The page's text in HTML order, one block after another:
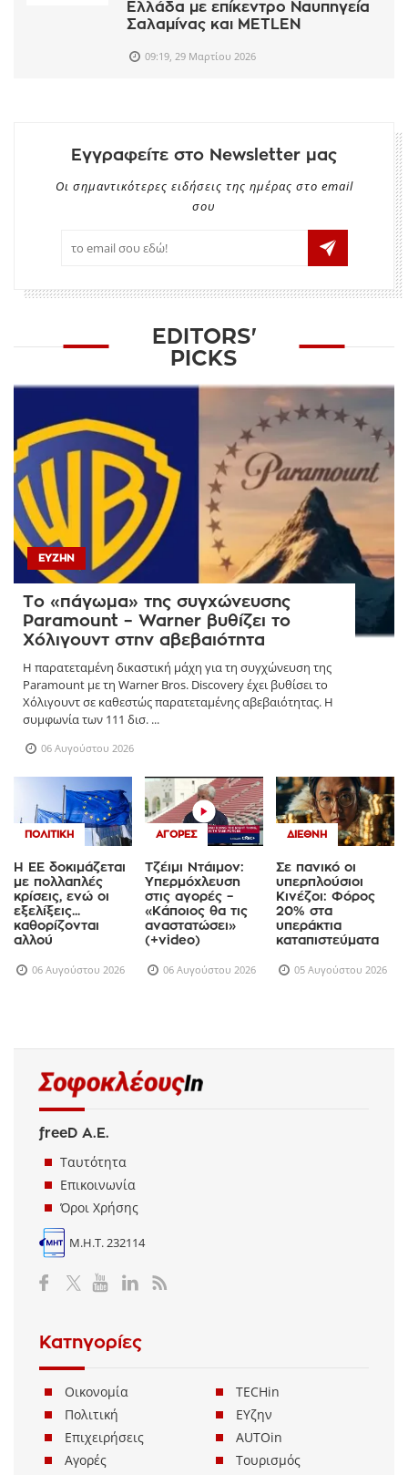
Ελλάδα με επίκεντρο Ναυπηγεία
Σαλαμίνας και METLEN
09:19, 29 Μαρτίου 2026
Εγγραφείτε στο Newsletter μας
Οι σημαντικότερες ειδήσεις της ημέρας στο email
σου
EDITORS'
PICKS
ΕΥΖΗΝ
Το «πάγωμα» της συγχώνευσης
Paramount – Warner βυθίζει το
Χόλιγουντ στην αβεβαιότητα
Η παρατεταμένη δικαστική μάχη για τη συγχώνευση της
Paramount με τη Warner Bros. Discovery έχει βυθίσει το
Χόλιγουντ σε καθεστώς παρατεταμένης αβεβαιότητας. Η
συμφωνία των 111 δισ. ...
06 Αυγούστου 2026
ΠΟΛΙΤΙΚΉ
Η ΕΕ δοκιμάζεται
με πολλαπλές
κρίσεις, ενώ οι
εξελίξεις...
καθορίζονται
αλλού
06 Αυγούστου 2026
ΑΓΟΡΈΣ
Τζέιμι Ντάιμον:
Υπερμόχλευση
στις αγορές –
«Κάποιος θα τις
αναστατώσει»
(+video)
06 Αυγούστου 2026
ΔΙΕΘΝΉ
Σε πανικό οι
υπερπλούσιοι
Κινέζοι: Φόρος
20% στα
υπεράκτια
καταπιστεύματα
05 Αυγούστου 2026
freeD Α.Ε.
Ταυτότητα
Επικοινωνία
Όροι Χρήσης
Μ.Η.Τ. 232114
Κατηγορίες
Οικονομία
Πολιτική
Επιχειρήσεις
Αγορές
TECHin
ΕΥζην
AUTOin
Τουρισμός